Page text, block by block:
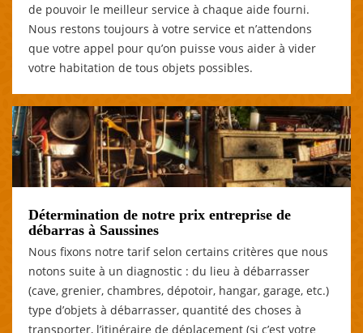
de pouvoir le meilleur service à chaque aide fourni.
Nous restons toujours à votre service et n’attendons
que votre appel pour qu’on puisse vous aider à vider
votre habitation de tous objets possibles.
Détermination de notre prix entreprise de
débarras à Saussines
Nous fixons notre tarif selon certains critères que nous
notons suite à un diagnostic : du lieu à débarrasser
(cave, grenier, chambres, dépotoir, hangar, garage, etc.)
type d’objets à débarrasser, quantité des choses à
transporter, l’itinéraire de déplacement (si c’est votre